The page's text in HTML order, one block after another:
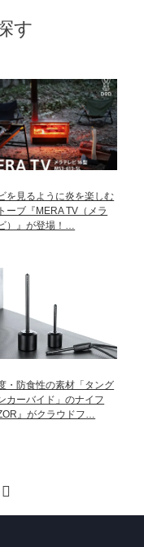
す
を見るように炎を楽しむ
ーブ『MERA TV（メラ
）』が登場！…
・防食性の素材「タング
カーバイド」のナイフ
』がクラウドフ…